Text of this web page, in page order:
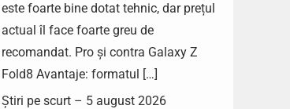
este foarte bine dotat tehnic, dar prețul
actual îl face foarte greu de
recomandat. Pro și contra Galaxy Z
Fold8 Avantaje: formatul […]
Știri pe scurt – 5 august 2026